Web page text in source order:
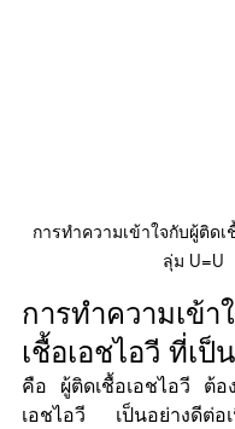
การทำความเข้าใจกับผู้ติดเ
ลุ่ม U=U
การทำความเข้า
เชื้อเอชไอวี ที่เป็
คือ ผู้ติดเชื้อเอชไอวี ต้อ
เอชไอวี เป็นอย่างดีต่อเ